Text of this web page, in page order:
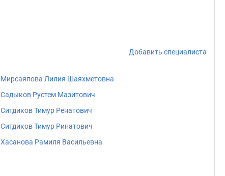
Добавить специалиста
Мирсаяпова Лилия Шаяхметовна
Садыков Рустем Мазитович
Ситдиков Тимур Ренатович
Ситдиков Тимур Ринатович
Хасанова Рамиля Васильевна